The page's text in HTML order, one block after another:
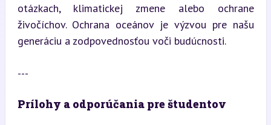
otázkach, klimatickej zmene alebo ochrane
živočíchov. Ochrana oceánov je výzvou pre našu
generáciu a zodpovednosťou voči budúcnosti.
---
Prílohy a odporúčania pre študentov